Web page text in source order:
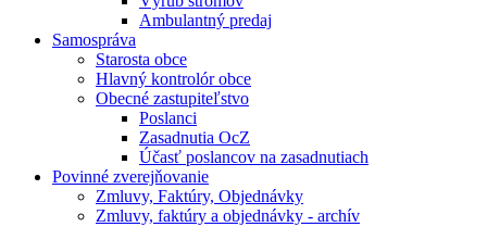
Ambulantný predaj
Samospráva
Starosta obce
Hlavný kontrolór obce
Obecné zastupiteľstvo
Poslanci
Zasadnutia OcZ
Účasť poslancov na zasadnutiach
Povinné zverejňovanie
Zmluvy, Faktúry, Objednávky
Zmluvy, faktúry a objednávky - archív